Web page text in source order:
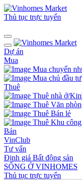
Thủ tục trực tuyến
Dự án
Mua
Mua chuyển
Mua chủ đầu tư
Thuê
Thuê nhà ở/
Thuê Văn
Thuê Bán lẻ
Thuê Khu
Bán
VinClub
Tư vấn
Định giá Bất động sản
SỐNG Ở VINHOMES
Thủ tục trực tuyến